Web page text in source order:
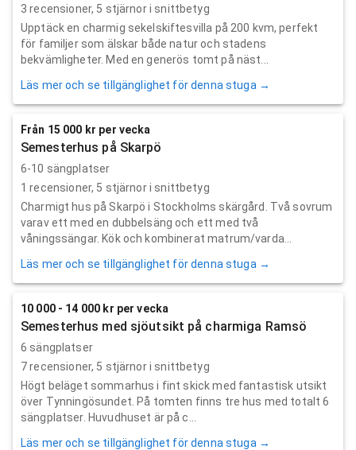
3 recensioner, 5 stjärnor i snittbetyg
Upptäck en charmig sekelskiftesvilla på 200 kvm, perfekt
för familjer som älskar både natur och stadens
bekvämligheter. Med en generös tomt på näst...
Läs mer och se tillgänglighet för denna stuga →
Från 15 000 kr per vecka
Semesterhus på Skarpö
6-10 sängplatser
1 recensioner, 5 stjärnor i snittbetyg
Charmigt hus på Skarpö i Stockholms skärgård. Två sovrum
varav ett med en dubbelsäng och ett med två
våningssängar. Kök och kombinerat matrum/varda...
Läs mer och se tillgänglighet för denna stuga →
10 000 - 14 000 kr per vecka
Semesterhus med sjöutsikt på charmiga Ramsö
6 sängplatser
7recensioner, 5 stjärnor i snittbetyg
Högt beläget sommarhus i fint skick med fantastisk utsikt
över Tynningösundet. På tomten finns tre hus med totalt 6
sängplatser. Huvudhuset är på c...
Läs mer och se tillgänglighet för denna stuga →